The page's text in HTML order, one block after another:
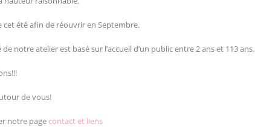
été afin de réouvrir en Septembre.
notre atelier est basé sur l’accueil d’un public entre 2 ans et 113 ans.
de vous!
notre page contact et liens